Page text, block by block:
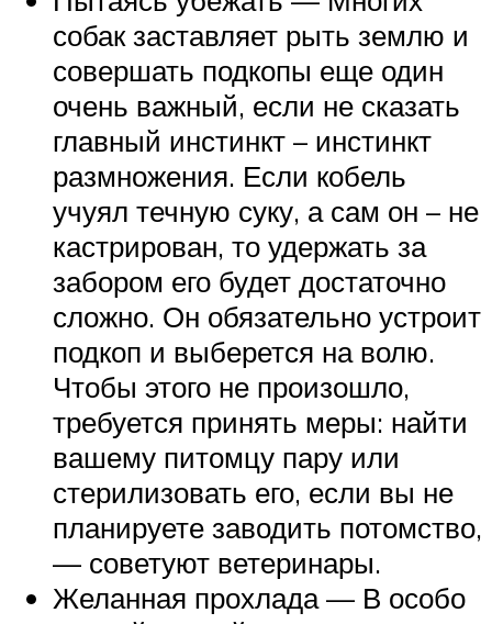
собак заставляет рыть землю и
совершать подкопы еще один
очень важный, если не сказать
главный инстинкт – инстинкт
размножения. Если кобель
учуял течную суку, а сам он – не
кастрирован, то удержать за
забором его будет достаточно
сложно. Он обязательно устроит
подкоп и выберется на волю.
Чтобы этого не произошло,
требуется принять меры: найти
вашему питомцу пару или
стерилизовать его, если вы не
планируете заводить потомство,
— советуют ветеринары.
Желанная прохлада — В особо